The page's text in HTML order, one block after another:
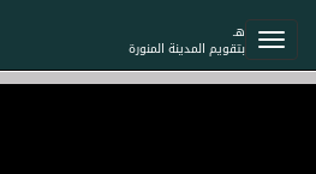
هـ
بتقويم المدينة المنورة